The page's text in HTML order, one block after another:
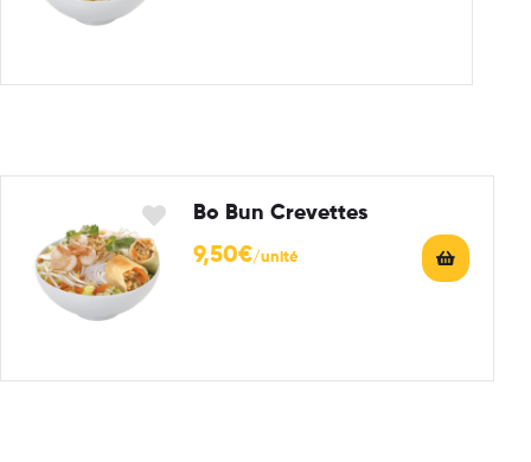
Bo Bun Crevettes
9,50€